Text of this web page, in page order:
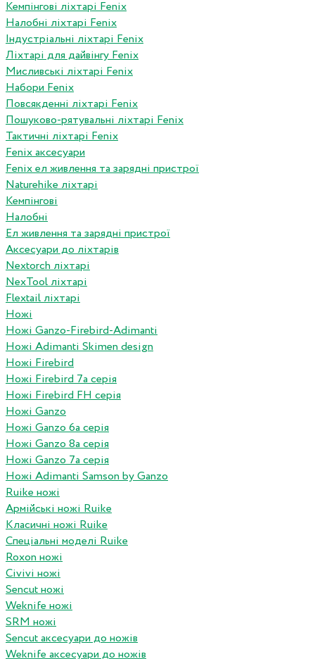
Кемпінгові ліхтарі Fenix
Налобні ліхтарі Fenix
Індустріальні ліхтарі Fenix
Ліхтарі для дайвінгу Fenix
Мисливські ліхтарі Fenix
Набори Fenix
Повсякденні ліхтарі Fenix
Пошуково-рятувальні ліхтарі Fenix
Тактичні ліхтарі Fenix
Fenix аксесуари
Fenix ел живлення та зарядні пристрої
Naturehike ліхтарі
Кемпінгові
Налобні
Ел живлення та зарядні пристрої
Аксесуари до ліхтарів
Nextorch ліхтарі
NexTool ліхтарі
Flextail ліхтарі
Ножі
Ножі Ganzo-Firebird-Adimanti
Ножі Adimanti Skimen design
Ножі Firebird
Ножі Firebird 7а серія
Ножі Firebird FH серія
Ножі Ganzo
Ножі Ganzo 6а серія
Ножі Ganzo 8а серія
Ножі Ganzo 7а серія
Ножі Adimanti Samson by Ganzo
Ruike ножі
Армійські ножі Ruike
Класичні ножі Ruike
Спеціальні моделі Ruike
Roxon ножi
Civivi ножі
Sencut ножі
Weknife ножі
SRM ножі
Sencut аксесуари до ножів
Weknife аксесуари до ножів